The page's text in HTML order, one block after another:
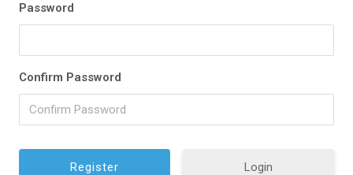
Password
Confirm Password
Login